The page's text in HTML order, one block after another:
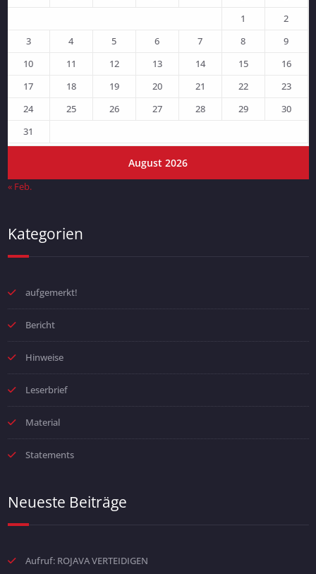
August 2026
1
2
3
4 5 6 7 8
9
10
11 12 13 14 15
16
17
18 19 20 21 22
23
24
25 26 27 28 29
30
31
« Feb.
Kategorien
aufgemerkt!
Bericht
Hinweise
Leserbrief
Material
Statements
Neueste Beiträge
Aufruf: ROJAVA VERTEIDIGEN